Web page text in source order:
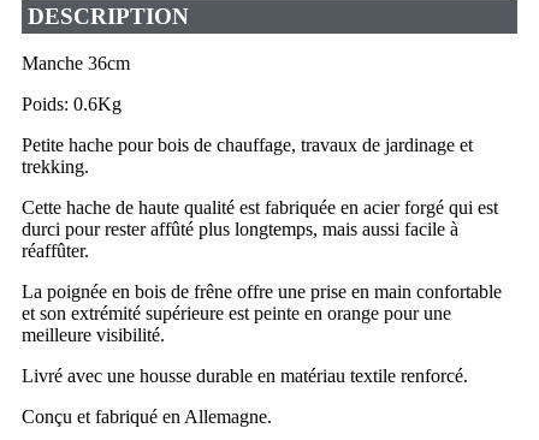
DESCRIPTION
Manche 36cm
Poids: 0.6Kg
Petite hache pour bois de chauffage, travaux de jardinage et
trekking.
Cette hache de haute qualité est fabriquée en acier forgé qui est
durci pour rester affûté plus longtemps, mais aussi facile à
réaffûter.
La poignée en bois de frêne offre une prise en main confortable
et son extrémité supérieure est peinte en orange pour une
meilleure visibilité.
Livré avec une housse durable en matériau textile renforcé.
Conçu et fabriqué en Allemagne.